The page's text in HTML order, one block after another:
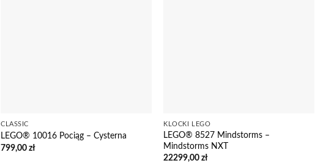
CLASSIC
LEGO® 10016 Pociąg – Cysterna
799,00zł
KLOCKI LEGO
LEGO® 8527 Mindstorms –
Mindstorms NXT
22299,00zł